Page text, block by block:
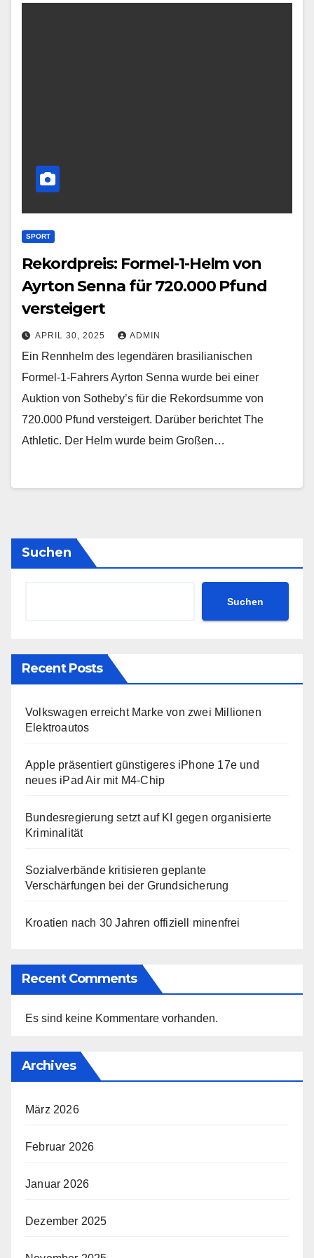
SPORT
Rekordpreis: Formel-1-Helm von
Ayrton Senna für 720.000 Pfund
versteigert
APRIL 30, 2025 ADMIN
Ein Rennhelm des legendären brasilianischen
Formel-1-Fahrers Ayrton Senna wurde bei einer
Auktion von Sotheby’s für die Rekordsumme von
720.000 Pfund versteigert. Darüber berichtet The
Athletic. Der Helm wurde beim Großen…
Suchen
Suchen
Recent Posts
Volkswagen erreicht Marke von zwei Millionen
Elektroautos
Apple präsentiert günstigeres iPhone 17e und
neues iPad Air mit M4-Chip
Bundesregierung setzt auf KI gegen organisierte
Kriminalität
Sozialverbände kritisieren geplante
Verschärfungen bei der Grundsicherung
Kroatien nach 30 Jahren offiziell minenfrei
Recent Comments
Es sind keine Kommentare vorhanden.
Archives
März 2026
Februar 2026
Januar 2026
Dezember 2025